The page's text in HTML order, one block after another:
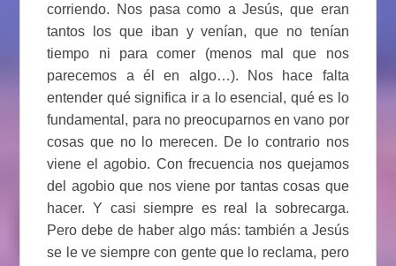
corriendo. Nos pasa como a Jesús, que eran
tantos los que iban y venían, que no tenían
tiempo ni para comer (menos mal que nos
parecemos a él en algo…). Nos hace falta
entender qué significa ir a lo esencial, qué es lo
fundamental, para no preocuparnos en vano por
cosas que no lo merecen. De lo contrario nos
viene el agobio. Con frecuencia nos quejamos
del agobio que nos viene por tantas cosas que
hacer. Y casi siempre es real la sobrecarga.
Pero debe de haber algo más: también a Jesús
se le ve siempre con gente que lo reclama, pero